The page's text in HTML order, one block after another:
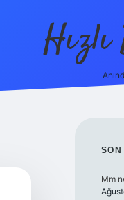
Mm